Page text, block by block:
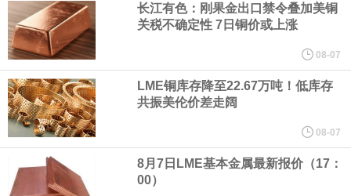
宇树科技董事长、总经理兼首席技术官王兴兴在网上路演时表示，
经过多年研发创新和技术积累，公司逐步形成了包括一体化关节集
成技术、高紧凑度机器人身体集成技术、机器人激光雷达全自研核
心技术等多项已商业化应用的核心技术并已应用于公司的高性能通
用人形机器人、四足机器人等产品。
长江有色：刚果金出口禁令叠加美铜
关税不确定性 7日铜价或上涨
08-07
LME铜库存降至22.67万吨！低库存
共振美伦价差走阔
08-07
8月7日LME基本金属最新报价（17：
00）